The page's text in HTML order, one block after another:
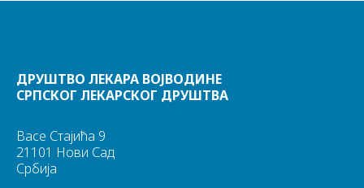
ДРУШТВО ЛЕКАРА ВОЈВОДИНЕ
СРПСКОГ ЛЕКАРСКОГ ДРУШТВА
Васе Стајића 9
21101 Нови Сад
Србија